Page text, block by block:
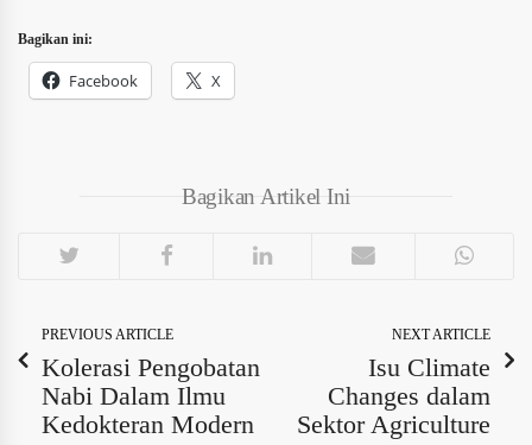
Bagikan ini:
Facebook X
Bagikan Artikel Ini
PREVIOUS ARTICLE
Kolerasi Pengobatan
Nabi Dalam Ilmu
Kedokteran Modern
NEXT ARTICLE
Isu Climate
Changes dalam
Sektor Agriculture